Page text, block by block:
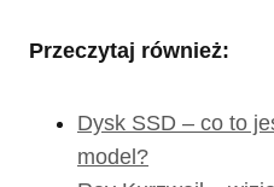
Przeczytaj również:
Dysk SSD – co to
model?